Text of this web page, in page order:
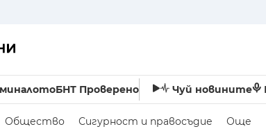
БНТ Проверено Чуй новините
Общество Сигурност и правосъдие Още